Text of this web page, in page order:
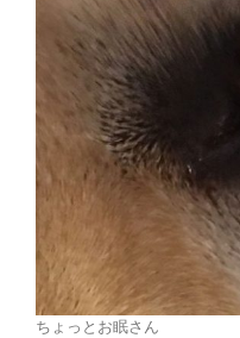
ちょっとお眠さん